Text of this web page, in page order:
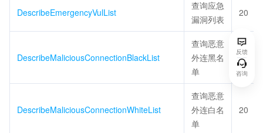
DescribeEmergencyVulList
查询应急
漏洞列表
20
DescribeMaliciousConnectionBlackList
查询恶意
外连黑名
单
20
DescribeMaliciousConnectionWhiteList
查询恶意
外连白名
单
20
反馈
咨询